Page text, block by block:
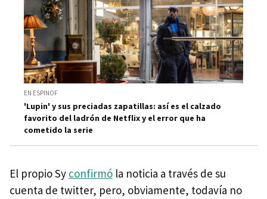
EN ESPINOF
'Lupin' y sus preciadas zapatillas: así es el calzado
favorito del ladrón de Netflix y el error que ha
cometido la serie
El propio Sy confirmó la noticia a través de su
cuenta de twitter, pero, obviamente, todavía no